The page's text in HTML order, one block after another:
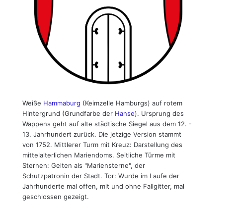
Weiße Hammaburg (Keimzelle Hamburgs) auf rotem
Hintergrund (Grundfarbe der Hanse). Ursprung des
Wappens geht auf alte städtische Siegel aus dem 12. -
13. Jahrhundert zurück. Die jetzige Version stammt
von 1752. Mittlerer Turm mit Kreuz: Darstellung des
mittelalterlichen Mariendoms. Seitliche Türme mit
Sternen: Gelten als "Mariensterne", der
Schutzpatronin der Stadt. Tor: Wurde im Laufe der
Jahrhunderte mal offen, mit und ohne Fallgitter, mal
geschlossen gezeigt.